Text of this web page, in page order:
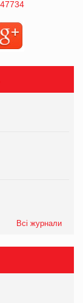
Всі журнали